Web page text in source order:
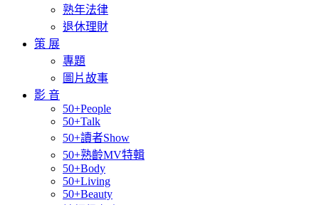
熟年法律
退休理財
策 展
專題
圖片故事
影 音
50+People
50+Talk
50+讀者Show
50+熟齡MV特輯
50+Body
50+Living
50+Beauty